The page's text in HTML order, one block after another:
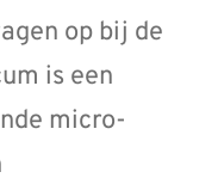
op bij de
is een
micro-